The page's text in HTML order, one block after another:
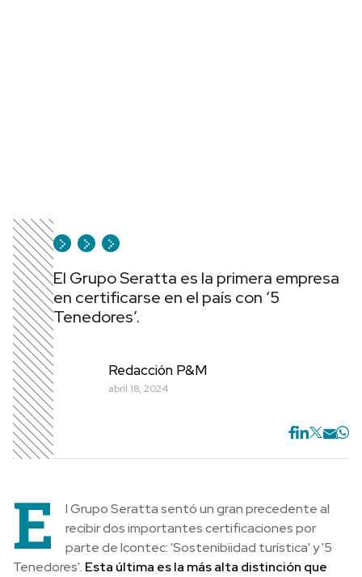
El Grupo Seratta es la primera empresa
en certificarse en el país con ‘5
Tenedores’.
Redacción P&M
abril 18, 2024
E
l Grupo Seratta sentó un gran precedente al
recibir dos importantes certificaciones por
parte de Icontec: 'Sostenibiidad turística' y '5
Tenedores'. Esta última es la más alta distinción que